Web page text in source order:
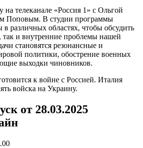
на телеканале «Россия 1» с Ольгой
Поповым. В студии программы
в различных областях, чтобы обсудить
и внутренние проблемы нашей
становятся резонансные и
политики, обострение военных
выходки чиновников.
к войне с Россией. Италия
войска на Украину.
от 28.03.2025